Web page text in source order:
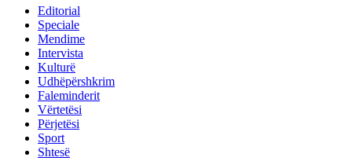
Editorial
Speciale
Mendime
Intervista
Kulturë
Udhëpërshkrim
Faleminderit
Vërtetësi
Përjetësi
Sport
Shtesë